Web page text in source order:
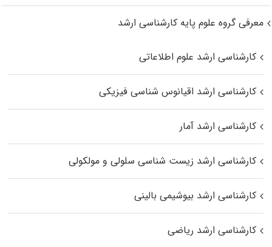
معرفی گروه علوم پایه کارشناسی ارشد
کارشناسی ارشد علوم اطلاعاتی
کارشناسی ارشد اقیانوس‌ شناسی فیزیکی
کارشناسی ارشد آمار
کارشناسی ارشد زیست شناسی سلولی و مولکولی
کارشناسی ارشد بیوشیمی بالینی
کارشناسی ارشد ریاضی